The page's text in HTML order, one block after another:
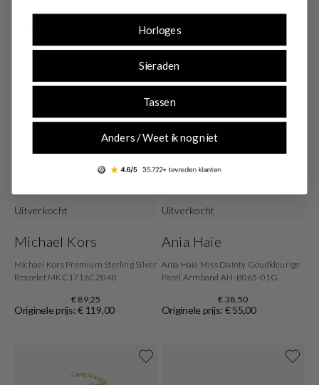
€ 42,00 € 41,30
Uitverkocht
Michael Kors
Michael Kors Premium Sterling Silver
Bracelet MKC1716CZ040
€ 89,25
Originele prijs: € 119,00
Uitverkocht
Ania Haie
Ania Haie Miss Dainty Goudkleurige
Parel Armband AH-B065-01G
€ 38,50
Originele prijs: € 55,00
Horloges
Sieraden
Tassen
Anders / Weet ik nog niet